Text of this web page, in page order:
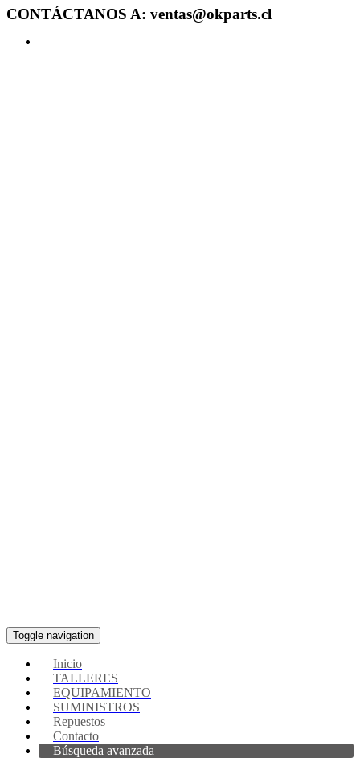
CONTÁCTANOS A: ventas@okparts.cl
Toggle navigation
Inicio
TALLERES
EQUIPAMIENTO
SUMINISTROS
Repuestos
Contacto
Búsqueda avanzada